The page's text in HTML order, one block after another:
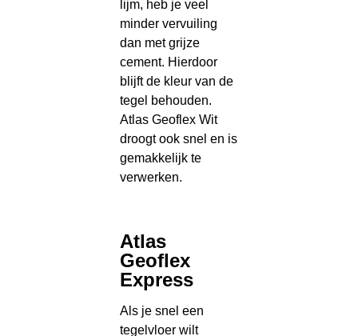
lijm, heb je veel
minder vervuiling
dan met grijze
cement. Hierdoor
blijft de kleur van de
tegel behouden.
Atlas Geoflex Wit
droogt ook snel en is
gemakkelijk te
verwerken.
Atlas
Geoflex
Express
Als je snel een
tegelvloer wilt